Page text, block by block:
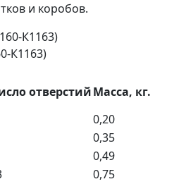
и коробов.
К1163)
отверстийМасса, кг.
0,20
0,35
0,49
0,75